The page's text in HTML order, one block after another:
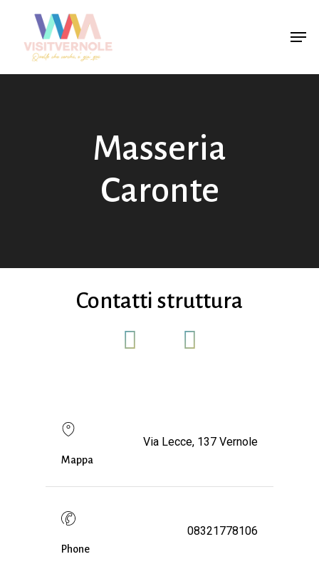
content
Masseria
Caronte
Contatti struttura
Mappa
Via Lecce, 137 Vernole
Phone
08321778106